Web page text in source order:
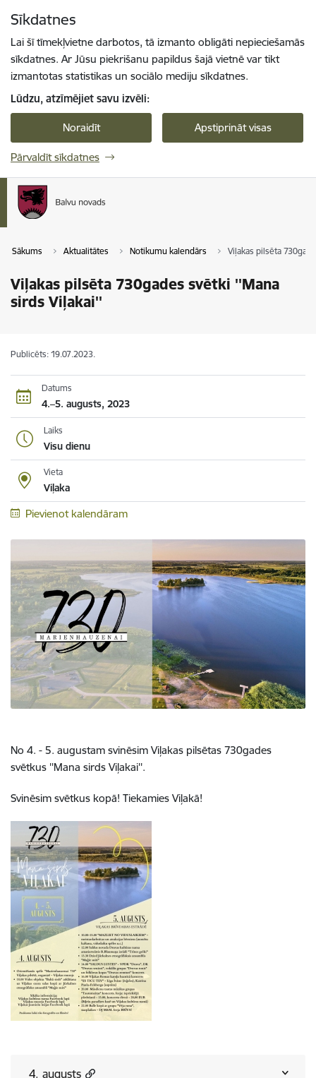
Sīkdatnes
Lai šī tīmekļvietne darbotos, tā izmanto obligāti nepieciešamās
sīkdatnes. Ar Jūsu piekrišanu papildus šajā vietnē var tikt
izmantotas statistikas un sociālo mediju sīkdatnes.
Lūdzu, atzīmējiet savu izvēli:
Noraidīt Apstiprināt visas
Pārvaldīt sīkdatnes
Sākums Aktualitātes Notikumu kalendārs Viļakas pilsēta
Viļakas pilsēta 730gades svētki ''Mana
sirds Viļakai''
Publicēts: 19.07.2023.
Datums
4.–5. augusts, 2023
Laiks
Visu dienu
Vieta
Viļaka
Pievienot kalendāram
No 4. - 5. augustam svinēsim Viļakas pilsētas 730gades
svētkus ''Mana sirds Viļakai''.
Svinēsim svētkus kopā! Tiekamies Viļakā!
4. augusts